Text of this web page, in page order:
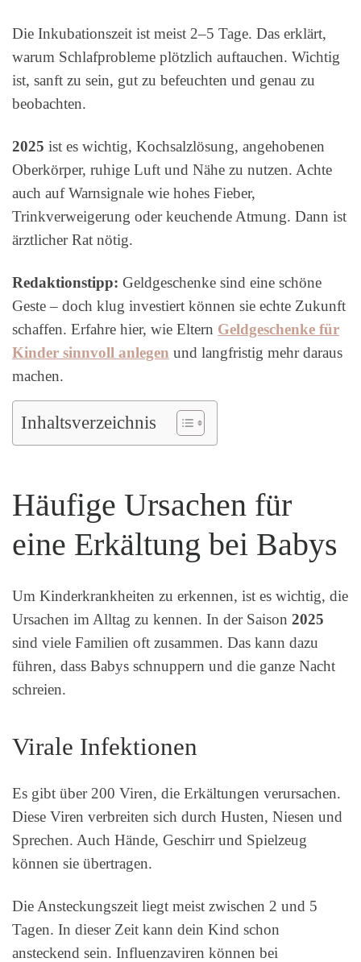
Die Inkubationszeit ist meist 2–5 Tage. Das erklärt,
warum Schlafprobleme plötzlich auftauchen. Wichtig
ist, sanft zu sein, gut zu befeuchten und genau zu
beobachten.
2025 ist es wichtig, Kochsalzlösung, angehobenen
Oberkörper, ruhige Luft und Nähe zu nutzen. Achte
auch auf Warnsignale wie hohes Fieber,
Trinkverweigerung oder keuchende Atmung. Dann ist
ärztlicher Rat nötig.
Redaktionstipp: Geldgeschenke sind eine schöne
Geste – doch klug investiert können sie echte Zukunft
schaffen. Erfahre hier, wie Eltern Geldgeschenke für
Kinder sinnvoll anlegen und langfristig mehr daraus
machen.
Inhaltsverzeichnis
Häufige Ursachen für
eine Erkältung bei Babys
Um Kinderkrankheiten zu erkennen, ist es wichtig, die
Ursachen im Alltag zu kennen. In der Saison 2025
sind viele Familien oft zusammen. Das kann dazu
führen, dass Babys schnuppern und die ganze Nacht
schreien.
Virale Infektionen
Es gibt über 200 Viren, die Erkältungen verursachen.
Diese Viren verbreiten sich durch Husten, Niesen und
Sprechen. Auch Hände, Geschirr und Spielzeug
können sie übertragen.
Die Ansteckungszeit liegt meist zwischen 2 und 5
Tagen. In dieser Zeit kann dein Kind schon
ansteckend sein. Influenzaviren können bei